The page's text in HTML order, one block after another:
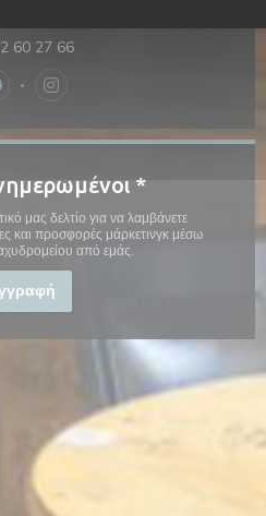
75001 Paris
60 27 66
((ανοίγει σε νέο
Instagram ((ανοίγει σε νέο
*
μας δελτίο για να λαμβάνετε
και προσφορές μάρκετινγκ μέσω
από εμάς.